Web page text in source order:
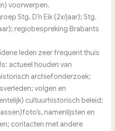
voorwerpen.
Stg. D’n Eik (2x/jaar); Stg.
regiobespreking Brabants
leden zeer frequent thuis
actueel houden van
archiefonderzoek;
volgen en
cultuurhistorisch beleid;
namenlijsten en
contacten met andere